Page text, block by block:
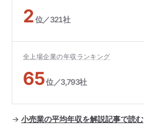
2位／321社
全上場企業の年収ランキング
65位／3,793社
→ 小売業の平均年収を解説記事で読む